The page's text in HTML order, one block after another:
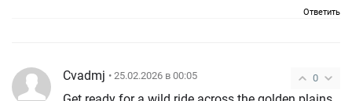
Ответить
0
Cvadmj • 25.02.2026 в 00:05